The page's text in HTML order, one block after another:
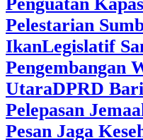
Pelestarian
IkanLegislatif
Pengembangan
UtaraDPRD
Pelepasan
Pesan Jaga